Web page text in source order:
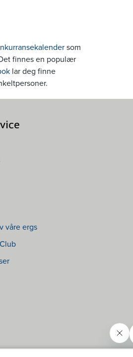
som
finnes en populær
lar deg finne
våre ergs